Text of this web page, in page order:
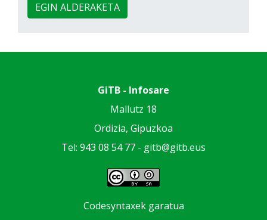
EGIN ALDERAKETA
GiTB - Infosare
Mallutz 18
Ordizia, Gipuzkoa
Tel: 943 08 54 77 - gitb@gitb.eus
Codesyntaxek garatua